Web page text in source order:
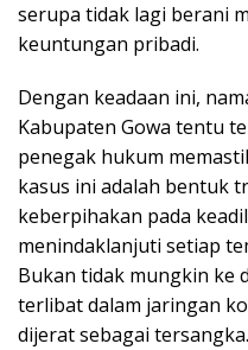
serupa tidak lagi berani
keuntungan pribadi.
Dengan keadaan ini,
Kabupaten Gowa tentu
penegak hukum
kasus ini adalah bentuk
keberpihakan pada
menindaklanjuti setiap
Bukan tidak mungkin ke
terlibat dalam jaringan
dijerat sebagai